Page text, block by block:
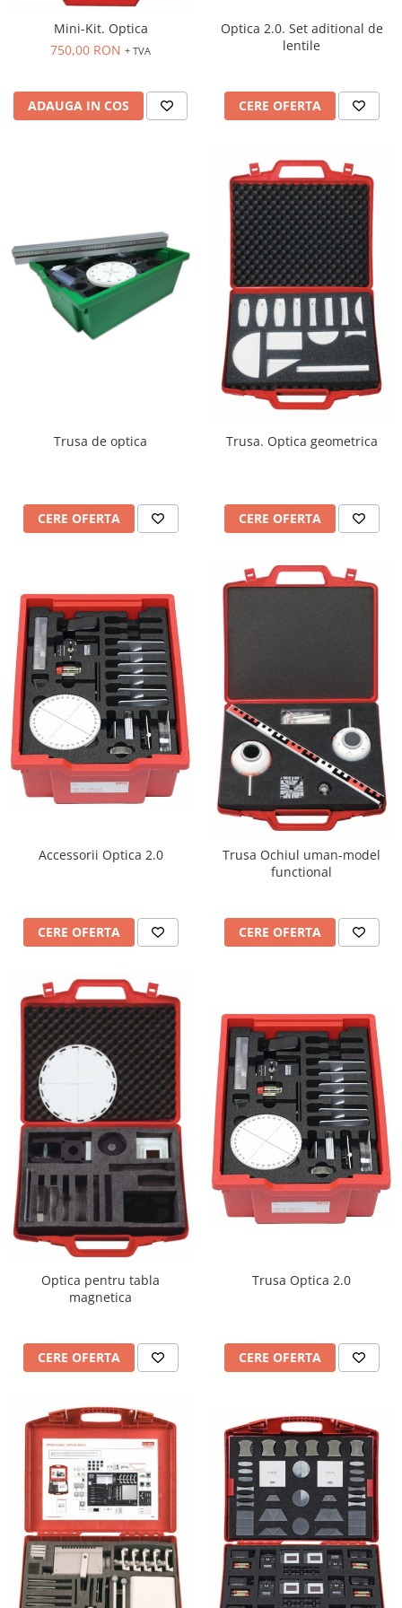
Accesorii
Panouri Afisare
Table magnetice din sticla
Mini-Kit. Optica
750,00 RON + TVA
ADAUGA IN COS
Optica 2.0. Set aditional de
lentile
CERE OFERTA
Trusa de optica
CERE OFERTA
Trusa. Optica geometrica
CERE OFERTA
Accessorii Optica 2.0
CERE OFERTA
Trusa Ochiul uman-model
functional
CERE OFERTA
Optica pentru tabla
magnetica
CERE OFERTA
Trusa Optica 2.0
CERE OFERTA